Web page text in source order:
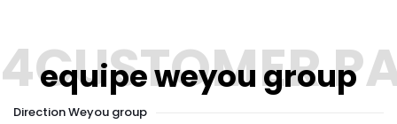
equipe weyou group
Direction Weyou group